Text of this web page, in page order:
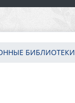
БИБЛИОТЕКИ